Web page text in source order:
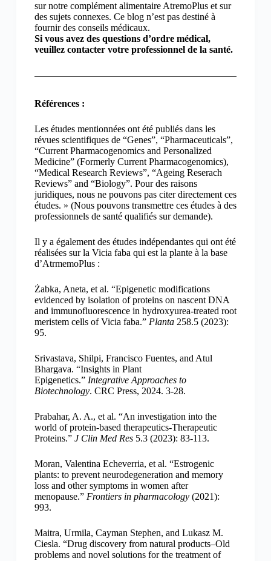
sur notre complément alimentaire AtremoPlus et sur
des sujets connexes. Ce blog n’est pas destiné à
fournir des conseils médicaux.
Si vous avez des questions d’ordre médical,
veuillez contacter votre professionnel de la santé.
Références :
Les études mentionnées ont été publiés dans les
révues scientifiques de “Genes”, “Pharmaceuticals”,
“Current Pharmacogenomics and Personalized
Medicine” (Formerly Current Pharmacogenomics),
“Medical Research Reviews”, “Ageing Reserach
Reviews” and “Biology”. Pour des raisons
juridiques, nous ne pouvons pas citer directement ces
études. » (Nous pouvons transmettre ces études à des
professionnels de santé qualifiés sur demande).
Il y a également des études indépendantes qui ont été
réalisées sur la Vicia faba qui est la plante à la base
d’AtrmemoPlus :
Żabka, Aneta, et al. “Epigenetic modifications
evidenced by isolation of proteins on nascent DNA
and immunofluorescence in hydroxyurea-treated root
meristem cells of Vicia faba.” Planta258.5 (2023):
95.
Srivastava, Shilpi, Francisco Fuentes, and Atul
Bhargava. “Insights in Plant
Epigenetics.” Integrative Approaches to
Biotechnology. CRC Press, 2024. 3-28.
Prabahar, A. A., et al. “An investigation into the
world of protein-based therapeutics-Therapeutic
Proteins.” J Clin Med Res5.3 (2023): 83-113.
Moran, Valentina Echeverria, et al. “Estrogenic
plants: to prevent neurodegeneration and memory
loss and other symptoms in women after
menopause.” Frontiers in pharmacology(2021):
993.
Maitra, Urmila, Cayman Stephen, and Lukasz M.
Ciesla. “Drug discovery from natural products–Old
problems and novel solutions for the treatment of